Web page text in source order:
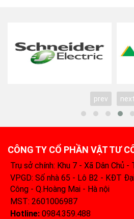
prev next
CÔNG TY CỔ PHẦN VẬT TƯ
Trụ sở chính: Khu 7 - Xã Dân Chủ -
VPGD: Số nhà 65 - Lô B2 - KĐT
Công - Q.Hoàng Mai - Hà nội
MST: 2601006987
Hotline: 0984.359.488‬